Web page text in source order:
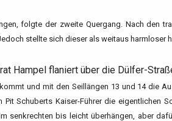
folgte der zweite Quergang. Nach den
stellte sich dieser als weitaus harmloser
Hampel flaniert über die Dülfer-
und mit den Seillängen 13 und 14 die
Schuberts Kaiser-Führer die eigentlichen
senkrechten bis leicht überhängen, aber